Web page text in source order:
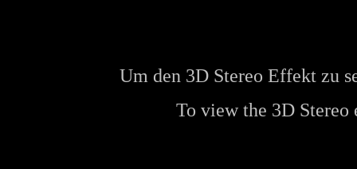
Um den 3D Stereo Effekt zu
To view the 3D Stereo